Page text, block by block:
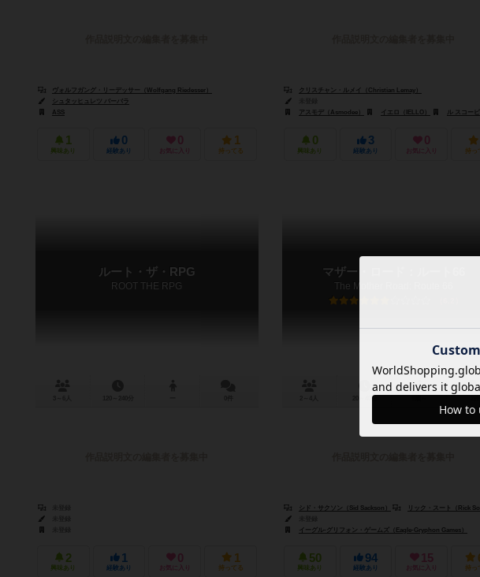
ヴォルフガング・リーデッサー（Wolfgang Riedesser）
シュタッヒュレツ バーバラ
ASS
1
興味あり
0
経験あり
0
お気に入り
1
持ってる
クリスチャン・ルメイ（Christian Lemay）
アスモデ（Asmodee）
イエロ（IELLO） ル スコーピオン マスク（Le
0
興味あり
3
経験あり
0
お気に入り 持っ
ルート・ザ・RPG
ROOT THE RPG
2
興味あり
1
経験あり
0
お気に入り
1
持ってる
マザー・ロード：ルート66
The Mother Road: Route 66
20～40分
シド・サクソン（Sid Sackson）
リック・スート（Rick
イーグル-グリフォン・ゲームズ（Eagle-Gryphon Games）
50
興味あり
94
経験あり
15
お気に入り 持っ